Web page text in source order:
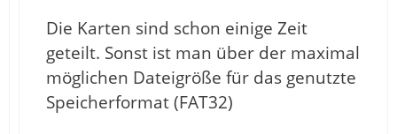
Die Karten sind schon einige Zeit
geteilt. Sonst ist man über der maximal
möglichen Dateigröße für das genutzte
Speicherformat (FAT32)